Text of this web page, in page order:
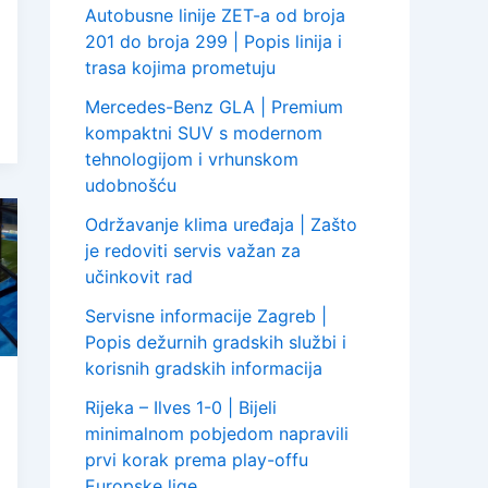
Autobusne linije ZET-a od broja
201 do broja 299 | Popis linija i
trasa kojima prometuju
Mercedes-Benz GLA | Premium
kompaktni SUV s modernom
tehnologijom i vrhunskom
udobnošću
Održavanje klima uređaja | Zašto
je redoviti servis važan za
učinkovit rad
Servisne informacije Zagreb |
Popis dežurnih gradskih službi i
korisnih gradskih informacija
Rijeka – Ilves 1-0 | Bijeli
minimalnom pobjedom napravili
prvi korak prema play-offu